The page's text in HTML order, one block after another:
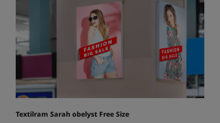
Textilram Sarah obelyst Free Size